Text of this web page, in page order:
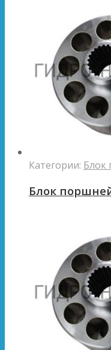
Категории: Блок
Блок